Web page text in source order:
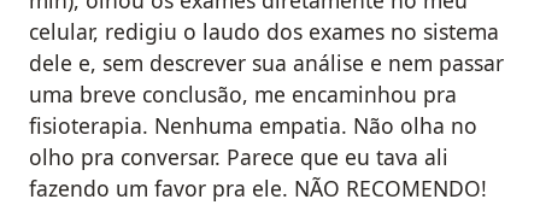
celular, redigiu o laudo dos exames no sistema
dele e, sem descrever sua análise e nem passar
uma breve conclusão, me encaminhou pra
fisioterapia. Nenhuma empatia. Não olha no
olho pra conversar. Parece que eu tava ali
fazendo um favor pra ele. NÃO RECOMENDO!